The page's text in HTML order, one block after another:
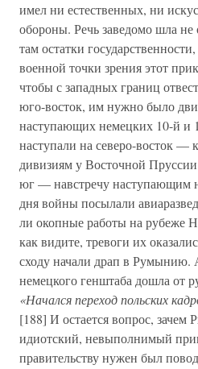
имел ни естественных, ни
обороны. Речь заведомо шла
там остатки
военной точки зрения этот
чтобы с западных границ
юго-восток, им нужно было
наступающих немецких 10-й и
наступали на северо-восток
дивизиям у Восточной
юг — навстречу наступающим
дня войны посылали
ли окопные работы на рубеже
как видите, тревоги их
сходу начали драп в Румынию.
немецкого генштаба дошла от
«Начался переход польских
[188] И остается вопрос, зачем
идиотский, невыполнимый
правительству нужен был